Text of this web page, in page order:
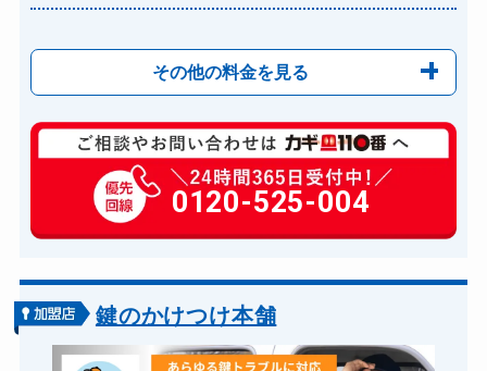
その他の料金を見る
玄関カギ修理 6,600円～(税込)
玄関カギ作成 14,300円～(税込)
玄関カギ交換 14,300円～(税込)
バイクカギ開け
バイクカギ作成 16,500円～(税込)
0120-525-004
鍵のかけつけ本舗